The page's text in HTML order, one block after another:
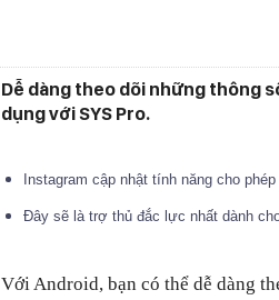
Dễ dàng theo dõi những thông
dụng với SYS Pro.
Instagram cập nhật tính năng cho
Đây sẽ là trợ thủ đắc lực nhất dành
Với Android, bạn có thể dễ dàng